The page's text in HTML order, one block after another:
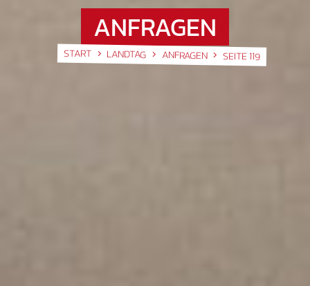
ANFRAGEN
START LANDTAG ANFRAGEN SEITE 119